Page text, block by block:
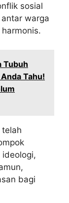
sosial
warga
Tubuh
Tahu!
telah
bagi